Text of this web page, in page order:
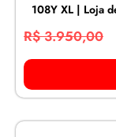
108Y XL | Loja
R$3.950,00